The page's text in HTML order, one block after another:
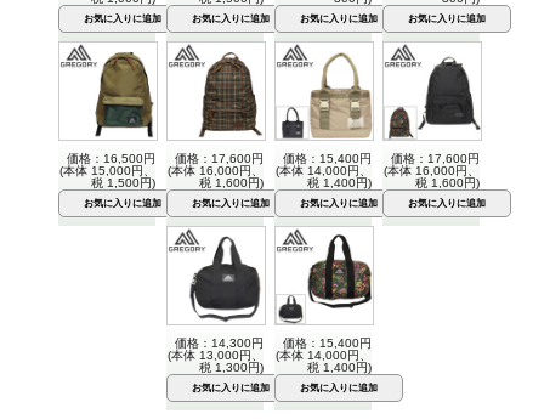
価格：16,500円
(本体 15,000円、
税 1,500円)
価格：17,600円
(本体 16,000円、
税 1,600円)
価格：15,400円
(本体 14,000円、
税 1,400円)
価格：17,600円
(本体 16,000円、
税 1,600円)
価格：14,300円
(本体 13,000円、
税 1,300円)
価格：15,400円
(本体 14,000円、
税 1,400円)